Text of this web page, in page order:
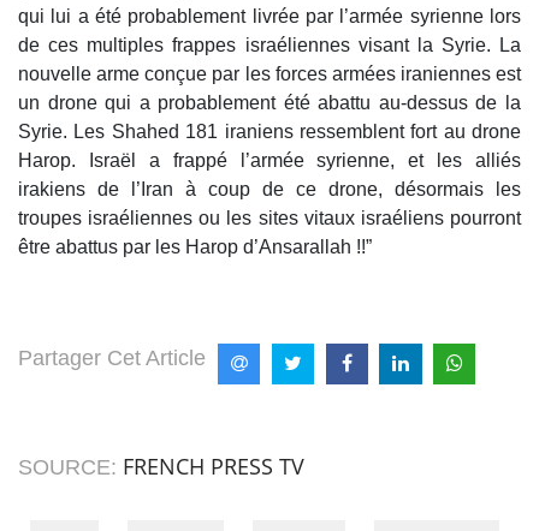
qui lui a été probablement livrée par l’armée syrienne lors
de ces multiples frappes israéliennes visant la Syrie. La
nouvelle arme conçue par les forces armées iraniennes est
un drone qui a probablement été abattu au-dessus de la
Syrie. Les Shahed 181 iraniens ressemblent fort au drone
Harop. Israël a frappé l’armée syrienne, et les alliés
irakiens de l’Iran à coup de ce drone, désormais les
troupes israéliennes ou les sites vitaux israéliens pourront
être abattus par les Harop d’Ansarallah !!”
Partager Cet Article
SOURCE: FRENCH PRESS TV